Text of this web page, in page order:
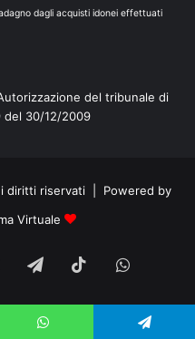
dagli acquisti idonei effettuati
del tribunale di
del 30/12/2009
diritti riservati | Powered by
Virtuale
TelegramTikTok